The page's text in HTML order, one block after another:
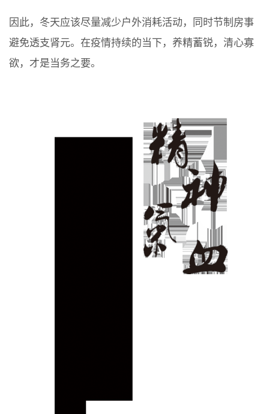
因此，冬天应该尽量减少户外消耗活动，同时节制房事
避免透支肾元。在疫情持续的当下，养精蓄锐，清心寡
欲，才是当务之要。